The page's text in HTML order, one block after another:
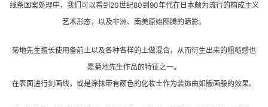
线条图案处理中，我们可以看到20世纪80到90年代在日本颇为流行的构成主义
艺术形态，以及非洲、南美原始图腾的暗影。
菊地先生擅长使用备前土以及各种各样的土做混合，从而衍生出来的粗糙感也
是菊地先生作品的特征之一。
在表面进行刻画线，或是涂抹带有颜色的化妆土作为装饰由如版画般的效果。